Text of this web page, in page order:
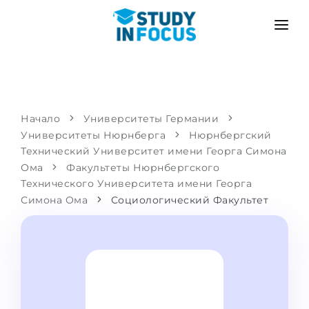
Бакалавриат и магистратура
Подготовительные курсы при вузе
Пропедевтика
ЯЗЫКОВЫЕ ШКОЛЫ
СЦЕНАРИЙ
Поступить после школы
Перевод из вуза
Магистратура в Германии
Второе высшее
С гарантией зачисления
МЕТОДИКА
УСЛУГИ
Начало
Университеты Германии
Университеты Нюрнберга
Нюрнбергский
Технический Университет имени Георга Симона
Ома
Факультеты Нюрнбергского
Технического Университета имени Георга
Симона Ома
Социологический Факультет